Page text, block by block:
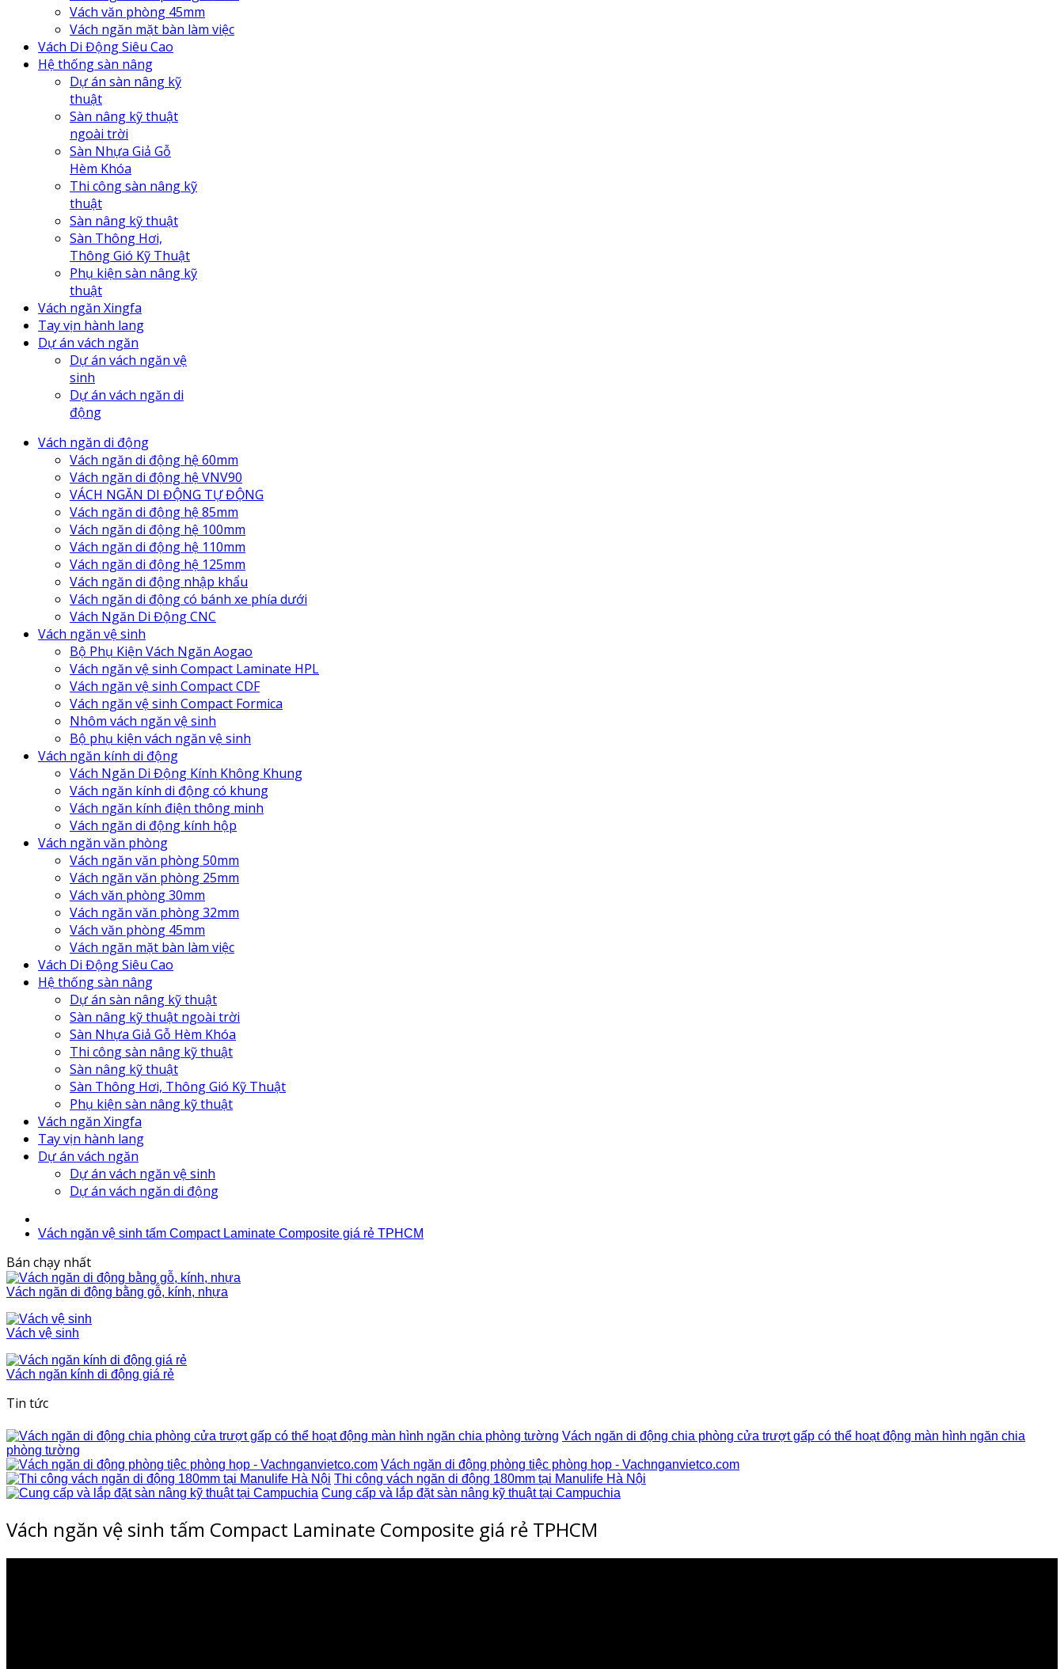
Vách văn phòng 45mm
Vách ngăn mặt bàn làm việc
Vách Di Động Siêu Cao
Hệ thống sàn nâng
Dự án sàn nâng kỹ
thuật
Sàn nâng kỹ thuật
ngoài trời
Sàn Nhựa Giả Gỗ
Hèm Khóa
Thi công sàn nâng kỹ
thuật
Sàn nâng kỹ thuật
Sàn Thông Hơi,
Thông Gió Kỹ Thuật
Phụ kiện sàn nâng kỹ
thuật
Vách ngăn Xingfa
Tay vịn hành lang
Dự án vách ngăn
Dự án vách ngăn vệ
sinh
Dự án vách ngăn di
động
Vách ngăn di động
Vách ngăn di động hệ 60mm
Vách ngăn di động hệ VNV90
VÁCH NGĂN DI ĐỘNG TỰ ĐỘNG
Vách ngăn di động hệ 85mm
Vách ngăn di động hệ 100mm
Vách ngăn di động hệ 110mm
Vách ngăn di động hệ 125mm
Vách ngăn di động nhập khẩu
Vách ngăn di động có bánh xe phía dưới
Vách Ngăn Di Động CNC
Vách ngăn vệ sinh
Bộ Phụ Kiện Vách Ngăn Aogao
Vách ngăn vệ sinh Compact Laminate HPL
Vách ngăn vệ sinh Compact CDF
Vách ngăn vệ sinh Compact Formica
Nhôm vách ngăn vệ sinh
Bộ phụ kiện vách ngăn vệ sinh
Vách ngăn kính di động
Vách Ngăn Di Động Kính Không Khung
Vách ngăn kính di động có khung
Vách ngăn kính điện thông minh
Vách ngăn di động kính hộp
Vách ngăn văn phòng
Vách ngăn văn phòng 50mm
Vách ngăn văn phòng 25mm
Vách văn phòng 30mm
Vách ngăn văn phòng 32mm
Vách văn phòng 45mm
Vách ngăn mặt bàn làm việc
Vách Di Động Siêu Cao
Hệ thống sàn nâng
Dự án sàn nâng kỹ thuật
Sàn nâng kỹ thuật ngoài trời
Sàn Nhựa Giả Gỗ Hèm Khóa
Thi công sàn nâng kỹ thuật
Sàn nâng kỹ thuật
Sàn Thông Hơi, Thông Gió Kỹ Thuật
Phụ kiện sàn nâng kỹ thuật
Vách ngăn Xingfa
Tay vịn hành lang
Dự án vách ngăn
Dự án vách ngăn vệ sinh
Dự án vách ngăn di động
Vách ngăn vệ sinh tấm Compact Laminate Composite giá rẻ TPHCM
Bán chạy nhất
Vách ngăn di động bằng gỗ, kính, nhựa
Vách vệ sinh
Vách ngăn kính di động giá rẻ
Tin tức
Vách ngăn di động chia phòng cửa trượt gấp có thể hoạt động màn hình ngăn chia
phòng tường
Vách ngăn di động phòng tiệc phòng họp - Vachnganvietco.com
Thi công vách ngăn di động 180mm tại Manulife Hà Nội
Cung cấp và lắp đặt sàn nâng kỹ thuật tại Campuchia
Vách ngăn vệ sinh tấm Compact Laminate Composite giá rẻ TPHCM